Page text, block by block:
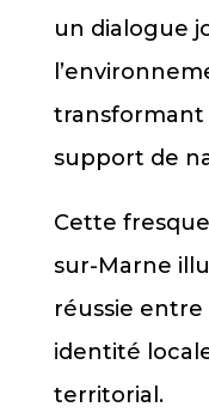
un dialogue
transformant
support de
Cette
sur-Marne
réussie
identité
territorial.